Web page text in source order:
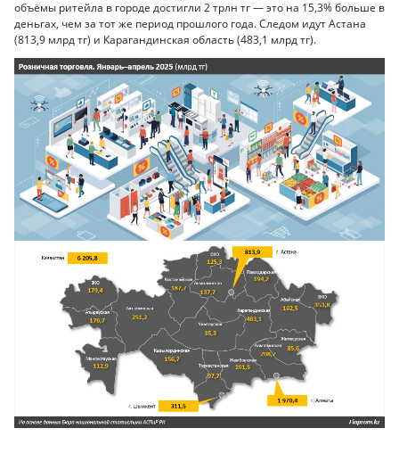
объёмы ритейла в городе достигли 2 трлн тг — это на 15,3% больше в
деньгах, чем за тот же период прошлого года. Следом идут Астана
(813,9 млрд тг) и Карагандинская область (483,1 млрд тг).